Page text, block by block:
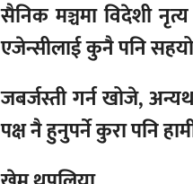
सैनिक मञ्चमा विदेशी
एजेन्सीलाई कुनै पनि
जबर्जस्ती गर्न खोजे,
पक्ष नै हुनुपर्ने कुरा पनि